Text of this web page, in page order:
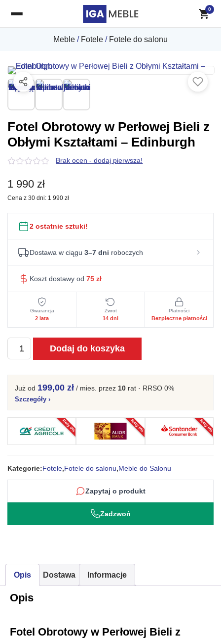
Meble / Fotele / Fotele do salonu
Fotel Obrotowy w Perłowej Bieli z
Obłymi Kształtami – Edinburgh
z
5
Brak ocen - dodaj pierwsza!
1 990 zł
Cena z 30 dni: 1 990 zł
2 ostatnie sztuki!
Dostawa w ciągu 3–7 dni roboczych
Koszt dostawy od 75 zł
Gwarancja
2 lata
Zwrot
14 dni
Płatności
Bezpieczne płatności
ilość
Fotel
Perłowej
Obłymi
–
Dodaj do koszyka
Już od 199,00 zł / mies. przez 10 rat · RRSO 0%
Szczegóły ›
Raty 0% Raty 0% Raty 0%
Kategorie:Fotele,Fotele do salonu,Meble do Salonu
Zapytaj o produkt
Zadzwoń
Opis Dostawa Informacje
Opis
Fotel Obrotowy w Perłowej Bieli z
0